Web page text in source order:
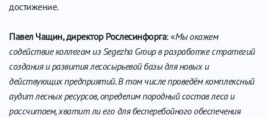
достижение.
Павел Чащин, директор Рослесинфорга: «Мы окажем
содействие коллегам из Segezha Group в разработке стратегий
создания и развития лесосырьевой базы для новых и
действующих предприятий. В том числе проведём комплексный
аудит лесных ресурсов, определим породный состав леса и
рассчитаем, хватит ли его для бесперебойного обеспечения